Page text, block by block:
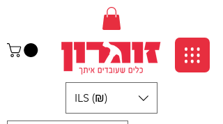
ILS (₪)